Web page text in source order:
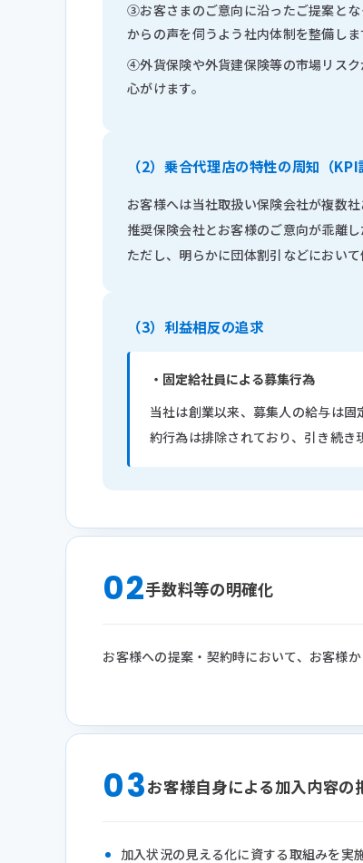
③お客さまのご意向に沿ったご提案と
からの声を伺うよう社内体制を整備しま
④外貨保険や外貨建保険等の市場リス
心がけます。
（2）乗合代理店の特性の周知（KPI
お客様へは当社取扱い保険会社が複数
推奨保険会社とお客様のご意向が乖離
ただし、明らかに団体割引などにおい
（3） 利益相反の追求
・固定給社員による募集行為
当社は創業以来、募集人の給与は
約行為は排除されており、引き続き
02手数料等の明確化
お客様への提案・契約時において、お客様
03お客様自身による加入内容の
加入状況の見える化に資する取組みを実